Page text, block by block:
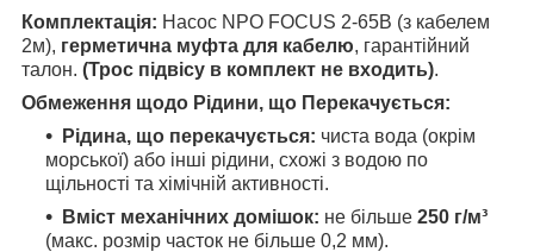
Комплектація: Насос NPO FOCUS 2-65B (з кабелем
2м), герметична муфта для кабелю, гарантійний
талон. (Трос підвісу в комплект не входить).
Обмеження щодо Рідини, що Перекачується:
Рідина, що перекачується: чиста вода (окрім
морської) або інші рідини, схожі з водою по
щільності та хімічній активності.
Вміст механічних домішок: не більше 250 г/м³
(макс. розмір часток не більше 0,2 мм).